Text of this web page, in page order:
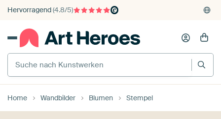
375'000+ Wände gefüllt
Kauf auf Rechnung
Home Wandbilder Blumen Stempel